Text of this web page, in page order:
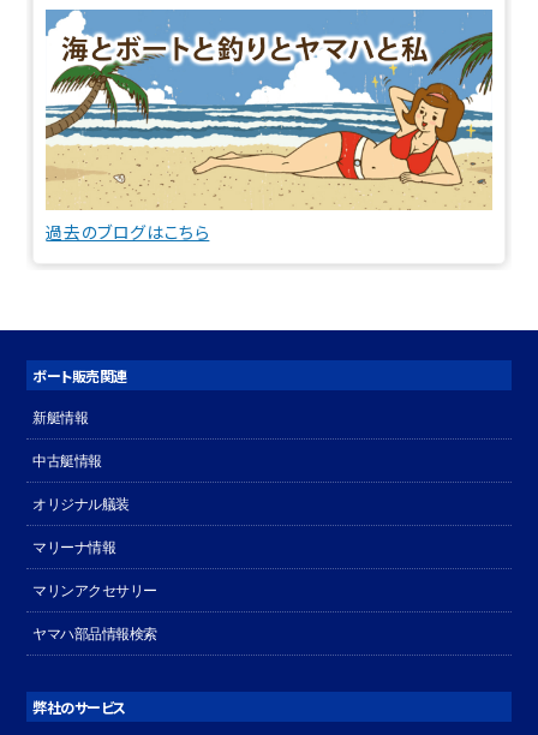
過去のブログはこちら
ボート販売関連
新艇情報
中古艇情報
オリジナル艤装
マリーナ情報
マリンアクセサリー
ヤマハ部品情報検索
弊社のサービス